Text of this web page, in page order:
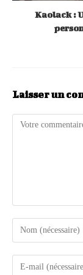
Kaolack :
Laisser un